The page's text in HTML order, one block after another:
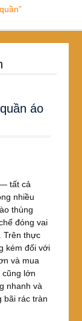
áo
tất cả
nhiều
thùng
đóng vai
Trên thực
kém đối với
và mua
lớn
nhanh và
bãi rác tràn